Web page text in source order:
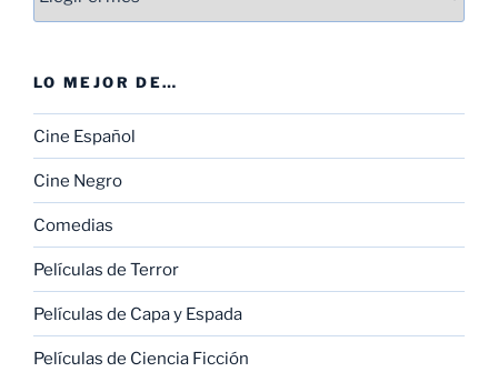
LO MEJOR DE…
Cine Español
Cine Negro
Comedias
Películas de Terror
Películas de Capa y Espada
Películas de Ciencia Ficción